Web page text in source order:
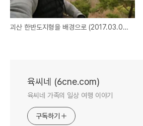
괴산 한반도지형을 배경으로 (2017.03.05)
육씨네 (6cne.com)
육씨네 가족의 일상 여행 이야기
구독하기